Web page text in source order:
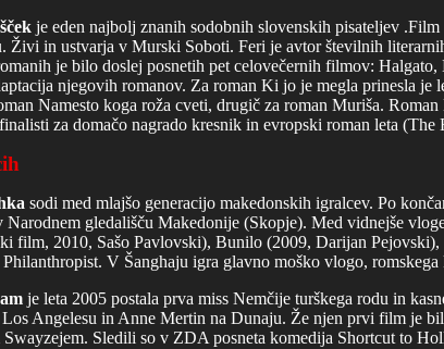
je eden najbolj znanih sodobnih slovenskih pisateljev
Živi in ustvarja v Murski Soboti. Feri je avtor številnih
je bilo doslej posnetih pet celovečernih filmov:
njegovih romanov. Za roman Ki jo je megla prinesla je
Namesto koga roža cveti, drugič za roman Muriša.
za domačo nagrado kresnik in evropski roman leta
sodi med mlajšo generacijo makedonskih igralcev. Po
Narodnem gledališču Makedonije (Skopje). Med vidnejše
film, 2010, Sašo Pavlovski), Bunilo (2009, Darijan
V Šanghaju igra glavno moško vlogo,
je leta 2005 postala prva miss Nemčije turškega rodu in
Angelesu in Anne Mertin na Dunaju. Že njen prvi film je
Swayzejem. Sledili so v ZDA posneta komedija Shortcut to